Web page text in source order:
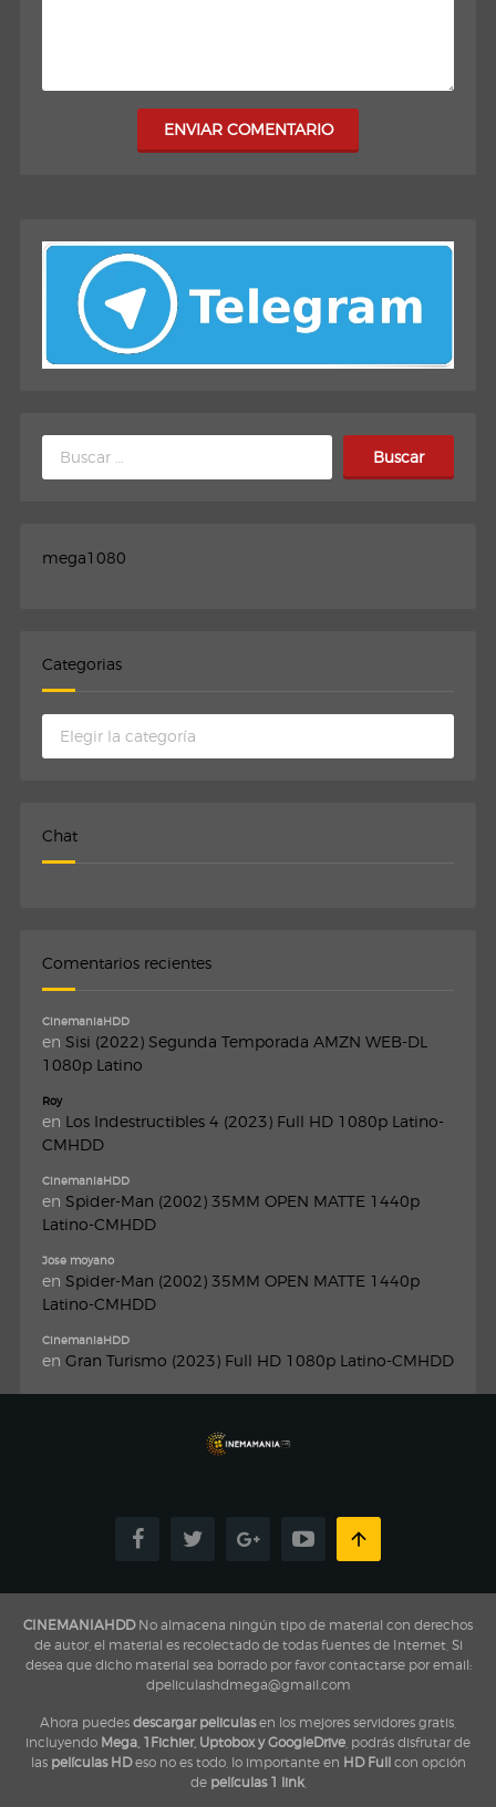
ENVIAR COMENTARIO
Buscar:
mega1080
Categorias
Categorias
Chat
Comentarios recientes
CinemaniaHDD
en Sisi (2022) Segunda Temporada AMZN WEB-DL
1080p Latino
Roy
en Los Indestructibles 4 (2023) Full HD 1080p Latino-
CMHDD
CinemaniaHDD
en Spider-Man (2002) 35MM OPEN MATTE 1440p
Latino-CMHDD
Jose moyano
en Spider-Man (2002) 35MM OPEN MATTE 1440p
Latino-CMHDD
CinemaniaHDD
en Gran Turismo (2023) Full HD 1080p Latino-CMHDD
CINEMANIAHDDNo almacena ningún tipo de material con derechos
de autor, el material es recolectado de todas fuentes de Internet, Si
desea que dicho material sea borrado por favor contactarse por email:
dpeliculashdmega@gmail.com
Ahora puedes descargar peliculasen los mejores servidores gratis,
incluyendo Mega, 1Fichier, Uptobox y GoogleDrive , podrás disfrutar de
las películas HDeso no es todo, lo importante en HD Fullcon opción
de películas 1 link,